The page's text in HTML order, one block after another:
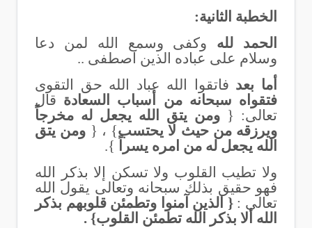
الخطبة الثانية:
الحمد لله وكفى وسمع الله لمن دعا
وسلام على عباده الذين اصطفى ..
أما بعد فاتقوا الله عباد الله حق التقوى
فتقواه سبحانه من أسباب السعادة قال
تعالى: { ومن يتق الله يجعل له مخرجاً
ويرزقه من حيث لا يحتسب} ، { ومن يتق
الله يجعل له من امره يسراً
}.
ولا تطيب القلوب ولا تسكن إلا بذكر الله
فهو حقيق بذلك سبحانه وتعالى يقول الله
تعالى : { الذين آمنوا وتطمئن قلوبهم بذكر
الله ألا بذكر الله تطمئن القلوب} .